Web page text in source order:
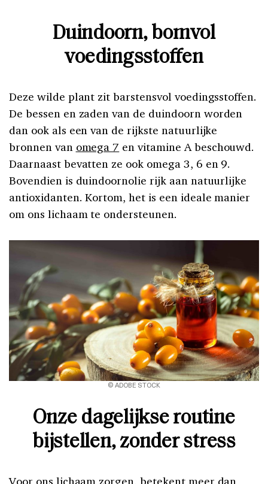
Duindoorn, bomvol
voedingsstoffen
Deze wilde plant zit barstensvol voedingsstoffen.
De bessen en zaden van de duindoorn worden
dan ook als een van de rijkste natuurlijke
bronnen van omega 7 en vitamine A beschouwd.
Daarnaast bevatten ze ook omega 3, 6 en 9.
Bovendien is duindoornolie rijk aan natuurlijke
antioxidanten. Kortom, het is een ideale manier
om ons lichaam te ondersteunen.
© ADOBE STOCK
Onze dagelijkse routine
bijstellen, zonder stress
Voor ons lichaam zorgen, betekent meer dan